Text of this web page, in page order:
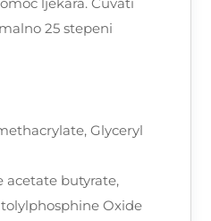
25 stepeni
Glyceryl
acetate butyrate,
Oxide